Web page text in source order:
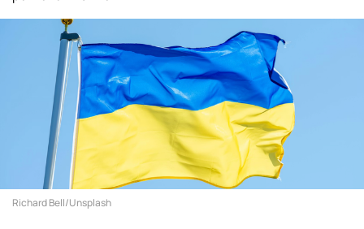
Richard Bell/Unsplash